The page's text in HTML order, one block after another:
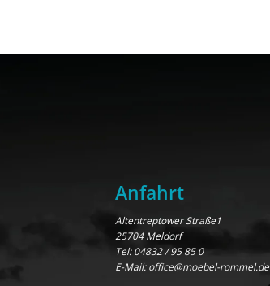
Anfahrt
Altentreptower Straße1
25704 Meldorf
Tel:04832 / 95 85 0
E-Mail:office@moebel-rommel.de